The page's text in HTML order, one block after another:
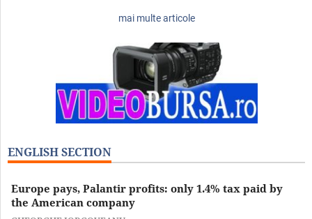
mai multe articole
ENGLISH SECTION
Europe pays, Palantir profits: only 1.4% tax paid by
the American company